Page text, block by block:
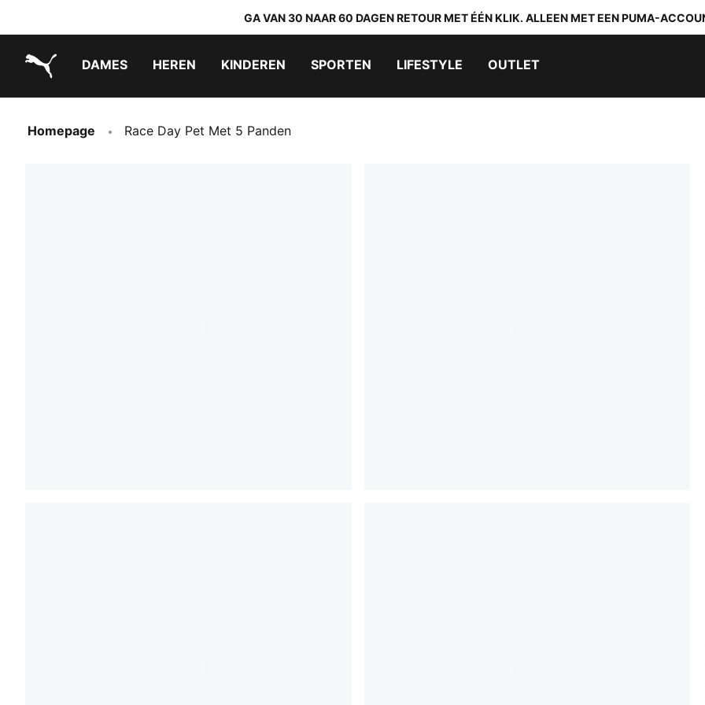
GA VAN 30 NAAR 60 DAGEN RETOUR MET ÉÉN KLIK. ALLEEN MET EEN PUMA-
DAMES HEREN KINDEREN SPORTEN LIFESTYLE OUTLET
Homepage Race Day Pet Met 5 Panden